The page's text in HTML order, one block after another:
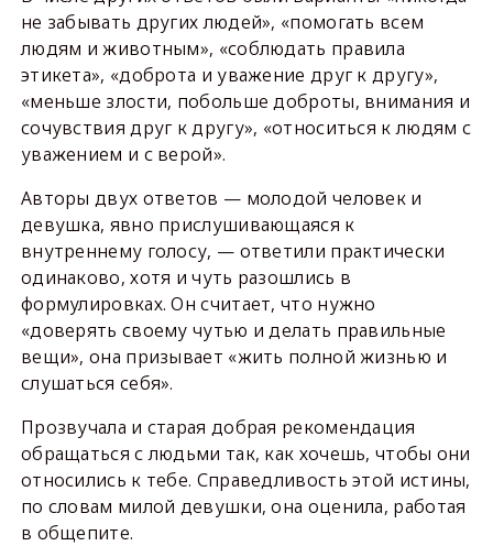
не забывать других людей», «помогать всем
людям и животным», «соблюдать правила
этикета», «доброта и уважение друг к другу»,
«меньше злости, побольше доброты, внимания и
сочувствия друг к другу», «относиться к людям с
уважением и с верой».
Авторы двух ответов — молодой человек и
девушка, явно прислушивающаяся к
внутреннему голосу, — ответили практически
одинаково, хотя и чуть разошлись в
формулировках. Он считает, что нужно
«доверять своему чутью и делать правильные
вещи», она призывает «жить полной жизнью и
слушаться себя».
Прозвучала и старая добрая рекомендация
обращаться с людьми так, как хочешь, чтобы они
относились к тебе. Справедливость этой истины,
по словам милой девушки, она оценила, работая
в общепите.